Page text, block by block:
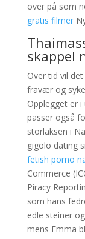
over på som
gratis filmer
skappel
Over tid vil
fravær og
Opplegget er
passer også
storlaksen i
gigolo dating
fetish porno
Commerce
Piracy
som hans
edle steiner
mens Emma